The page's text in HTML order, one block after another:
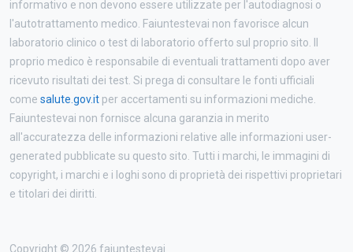
informativo e non devono essere utilizzate per l'autodiagnosi o
l'autotrattamento medico. Faiuntestevai non favorisce alcun
laboratorio clinico o test di laboratorio offerto sul proprio sito. Il
proprio medico è responsabile di eventuali trattamenti dopo aver
ricevuto risultati dei test. Si prega di consultare le fonti ufficiali
come salute.gov.it per accertamenti su informazioni mediche.
Faiuntestevai non fornisce alcuna garanzia in merito
all'accuratezza delle informazioni relative alle informazioni user-
generated pubblicate su questo sito. Tutti i marchi, le immagini di
copyright, i marchi e i loghi sono di proprietà dei rispettivi proprietari
e titolari dei diritti.
Copyright © 2026 faiuntestevai